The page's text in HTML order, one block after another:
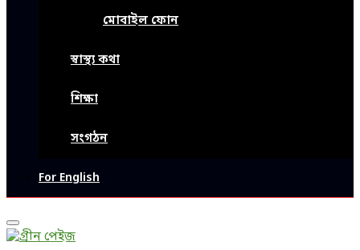
মোবাইল ফোন
স্বাস্থ্য কথা
শিক্ষা
সংগঠন
For English
Primary
Menu